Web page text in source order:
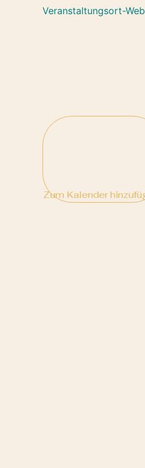
Veranstaltungsort-
Zum Kalender